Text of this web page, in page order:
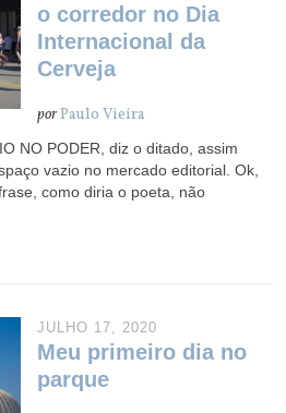
o corredor no Dia
Internacional da
Cerveja
porPaulo Vieira
NO PODER, diz o ditado, assim
vazio no mercado editorial. Ok,
como diria o poeta, não
JULHO 17, 2020
Meu primeiro dia no
parque